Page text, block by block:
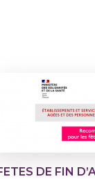
DE FIN